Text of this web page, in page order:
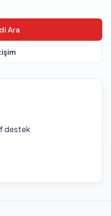
Ara
destek